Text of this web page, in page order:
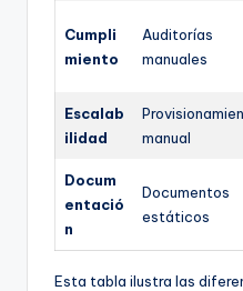
Cumpli
miento
Auditorías
manuales
Escalab
ilidad
manual
Docum
entació
n
Documentos
estáticos
Esta tabla ilustra las